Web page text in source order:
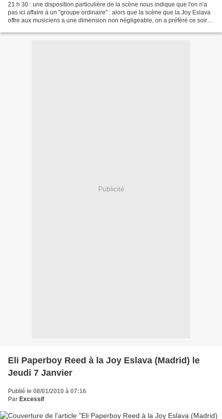
21 h 30 : une disposition particulière de la scène nous indique que l'on n'a
pas ici affaire à un "groupe ordinaire" : alors que la scène que la Joy Eslava
offre aux musiciens a une dimension non négligeable, on a préféré ce soir
Publicité
Eli Paperboy Reed à la Joy Eslava (Madrid) le
Jeudi 7 Janvier
Publié le 08/01/2010 à 07:16
Par Excessif